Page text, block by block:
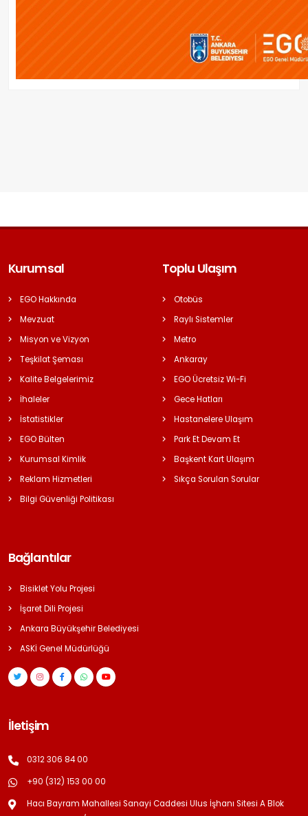
Kurumsal
EGO Hakkında
Mevzuat
Misyon ve Vizyon
Teşkilat Şeması
Kalite Belgelerimiz
İhaleler
İstatistikler
EGO Bülten
Kurumsal Kimlik
Reklam Hizmetleri
Bilgi Güvenliği Politikası
Toplu Ulaşım
Otobüs
Raylı Sistemler
Metro
Ankaray
EGO Ücretsiz Wi-Fi
Gece Hatları
Hastanelere Ulaşım
Park Et Devam Et
Başkent Kart Ulaşım
Sıkça Sorulan Sorular
Bağlantılar
Bisiklet Yolu Projesi
İşaret Dili Projesi
Ankara Büyükşehir Belediyesi
ASKİ Genel Müdürlüğü
İletişim
0312 306 84 00
+90 (312) 153 00 00
Hacı Bayram Mahallesi Sanayi Caddesi Ulus İşhanı Sitesi A Blok